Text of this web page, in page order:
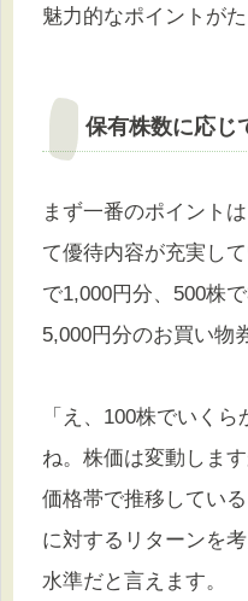
魅力的なポイントが
保有株数に応じ
まず一番のポイント
て優待内容が充実し
で1,000円分、500株
5,000円分のお買い物
「え、100株でいく
ね。株価は変動しま
価格帯で推移してい
に対するリターンを
水準だと言えます。